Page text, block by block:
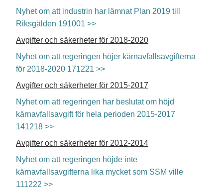
Nyhet om att industrin har lämnat Plan 2019 till
Riksgälden 191001 >>
Avgifter och säkerheter för 2018-2020
Nyhet om att regeringen höjer kärnavfallsavgifterna
för 2018-2020 171221 >>
Avgifter och säkerheter för 2015-2017
Nyhet om att regeringen har beslutat om höjd
kärnavfallsavgift för hela perioden 2015-2017
141218 >>
Avgifter och säkerheter för 2012-2014
Nyhet om att regeringen höjde inte
kärnavfallsavgifterna lika mycket som SSM ville
111222 >>